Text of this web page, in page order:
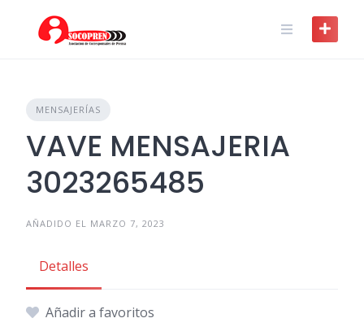
MENSAJERÍAS
VAVE MENSAJERIA
3023265485
AÑADIDO EL MARZO 7, 2023
Detalles
Añadir a favoritos